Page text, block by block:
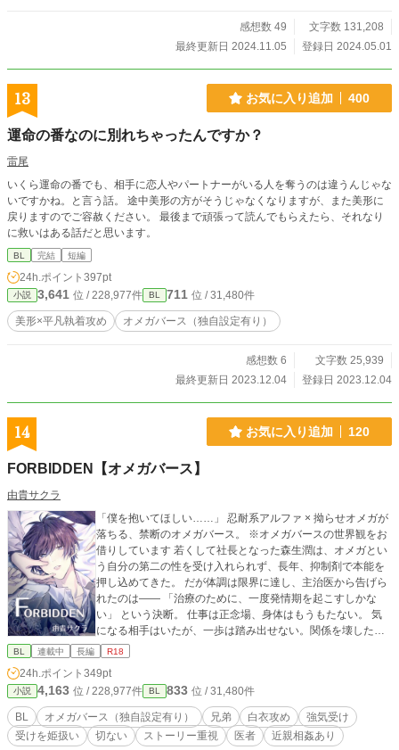
が、ベリンガム帝国へ嫁ぐ1週間前に階段から転げ落ち、前世――23年前に大陸
の大戦で命を落とした帝国の第五王子、アラン・ベリンガムとしての記憶――を
前世の祖国で平和でのんびりした幸せな人生を手に入れることを目標にする。
だが結婚相手のレヴィには驚きの秘密があった――！？ 「きみとの結婚は数年
で解消する。俺には心に決めた人がいるから」 初めて顔を合わせた日にレヴィ
にそう言い渡されたエリスは彼の「心に決めた人」を知り、自分の正体を知られ
てはいけないと誓うのだが……！？ 銀髪×碧眼（33歳）の超絶美形の執着騎士団
長に気が強いけど鈍感なピンク髪×蜂蜜色の目（20歳）が執着されて溺愛される
お話です。
感想数 49
文字数 131,208
最終更新日 2024.11.05
登録日 2024.05.01
13 お気に入り追加 400
運命の番なのに別れちゃったんですか？
雷尾
いくら運命の番でも、相手に恋人やパートナーがいる人を奪うのは違うんじゃな
いですかね。と言う話。 途中美形の方がそうじゃなくなりますが、また美形に
戻りますのでご容赦ください。 最後まで頑張って読んでもらえたら、それなり
に救いはある話だと思います。
BL 完結 短編
24h.ポイント 397pt
小説 3,641 位 / 228,977件 BL 711 位 / 31,480件
美形×平凡執着攻め オメガバース（独自設定有り）
感想数 6
文字数 25,939
最終更新日 2023.12.04
登録日 2023.12.04
14 お気に入り追加 120
FORBIDDEN【オメガバース】
由貴サクラ
「僕を抱いてほしい……」 忍耐系アルファ × 拗らせオメガが
落ちる、禁断のオメガバース。 ※オメガバースの世界観をお
借りしています 若くして社長となった森生潤は、オメガとい
う自分の第二の性を受け入れられず、長年、抑制剤で本能を
押し込めてきた。 だが体調は限界に達し、主治医から告げら
れたのは—— 「治療のために、一度発情期を起こすしかな
い」 という決断。 仕事は正念場、身体はもうもたない。 気
になる相手はいたが、一歩は踏み出せない。関係を壊したく
ない。 しかし、そんな潤を長く支えてきたひとりの、ただ守
めていく。 本能が崩れ落ちる時、潤が堕ちるのは——。 すれ
違いと本能が絡み合う、大人のオメガバース。 ✼••┈┈┈┈┈┈┈┈
┈┈┈┈┈┈┈••✼ オメガバースに若干の独自設定を加えて
います。世界観はPRETENDと一緒ですが、全くの別の話で
す。こちらのみでもお楽しみいただけます。性描写が入る回
BL 連載中 長編 R18
24h.ポイント 349pt
小説 4,163 位 / 228,977件 BL 833 位 / 31,480件
BL オメガバース（独自設定有り） 兄弟 白衣攻め
強気受け
受けを姫扱い
切ない ストーリー重視 医者 近親相姦あり